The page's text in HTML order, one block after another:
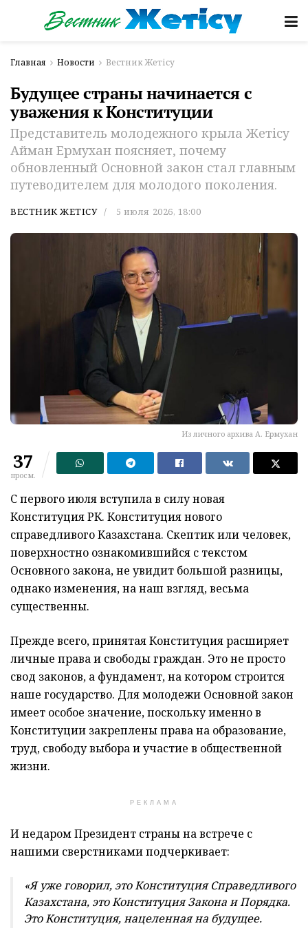
Главная Новости Вестник Жетісу
Будущее страны начинается с
уважения к Конституции
Представитель молодежного крыла Жетiсу
Айман Ермухан поясняет, почему
обновленный Основной закон стал главным
путеводителем для молодого поколения.
ВЕСТНИК ЖЕТІСУ 5 июля 2026, 18:00
Из личного архива А. Ермухан
37
просм.
С первого июля вступила в силу новая
Конституция РК. Конституция нового
справедливого Казахстана. Скептик или человек,
поверхностно ознакомившийся с текстом
Основного закона, не увидит большой разницы,
однако изменения, на наш взгляд, весьма
существенны.
Прежде всего, принятая Конституция расширяет
личные права и свободы граждан. Это не просто
свод законов, а фундамент, на котором строится
наше государство. Для молодежи Основной закон
имеет особое значение, поскольку именно в
Конституции закреплены права на образование,
труд, свободу выбора и участие в общественной
жизни.
РЕКЛАМА
И недаром Президент страны на встрече с
нашими сверстниками подчеркивает:
«Я уже говорил, это Конституция Справедливого
Казахстана, это Конституция Закона и Порядка.
Это Конституция, нацеленная на будущее.